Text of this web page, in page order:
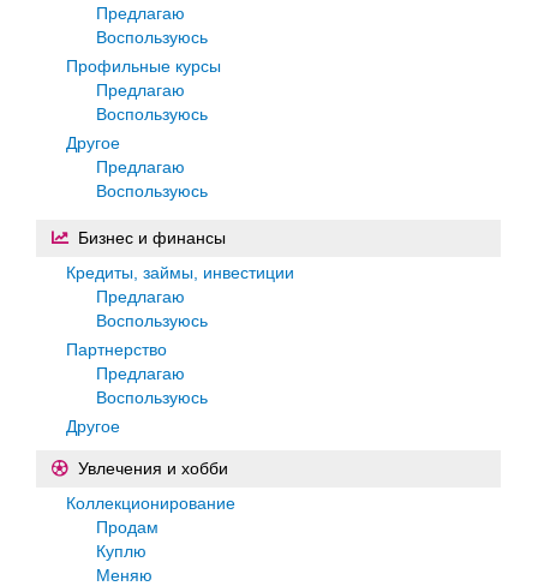
Предлагаю
Воспользуюсь
Профильные курсы
Предлагаю
Воспользуюсь
Другое
Предлагаю
Воспользуюсь
Бизнес и финансы
Кредиты, займы, инвестиции
Предлагаю
Воспользуюсь
Партнерство
Предлагаю
Воспользуюсь
Другое
Увлечения и хобби
Коллекционирование
Продам
Куплю
Меняю